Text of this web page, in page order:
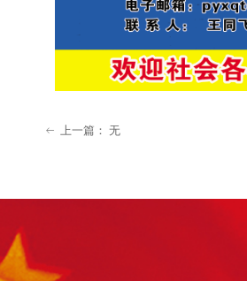
ꂃ 上一篇： 无